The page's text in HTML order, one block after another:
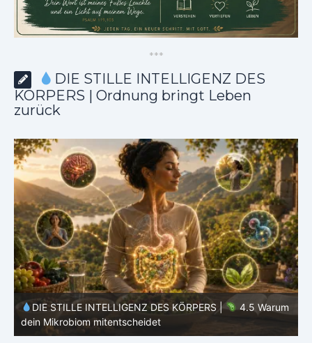
***
DIE STILLE INTELLIGENZ DES
KÖRPERS | Ordnung bringt Leben
zurück
DIE STILLE INTELLIGENZ DES KÖRPERS |
4.4 Warum
dein Körper nicht alles verwerten kann